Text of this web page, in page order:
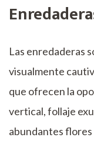
Las enredaderas
visualmente
que ofrecen la
vertical, follaje
abundantes flores